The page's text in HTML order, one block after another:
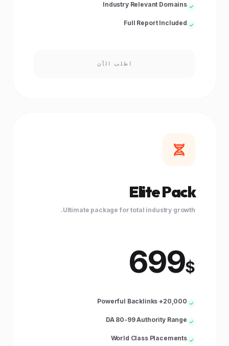
Industry Relevant Domains
Full Report Included
اطلب الآن
Elite Pack
Ultimate package for total industry growth.
$
699
20,000+ Powerful Backlinks
DA 80-99 Authority Range
World Class Placements